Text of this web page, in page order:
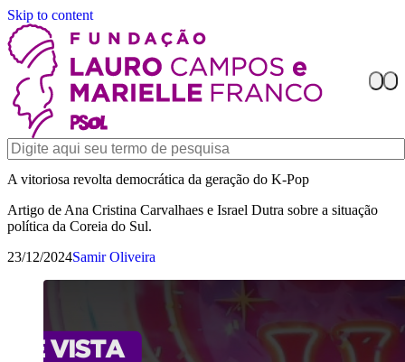
Skip to content
A vitoriosa revolta democrática da geração do K-Pop
Artigo de Ana Cristina Carvalhaes e Israel Dutra sobre a situação
política da Coreia do Sul.
23/12/2024Samir Oliveira